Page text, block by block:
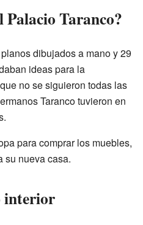
Palacio Taranco?
dibujados a mano y 29
ideas para la
no se siguieron todas las
Taranco tuvieron en
para comprar los muebles,
su nueva casa.
interior